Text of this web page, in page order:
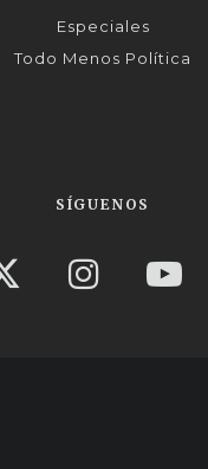
Especiales
Todo Menos Política
SÍGUENOS